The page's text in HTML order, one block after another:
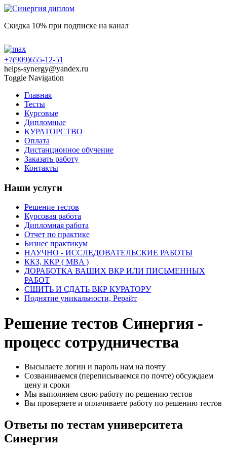
Скидка 10% при подписке на канал
+7(909)655-12-51
helps-synergy@yandex.ru
Toggle Navigation
Главная
Тесты
Курсовые
Дипломные
КУРАТОРСТВО
Оплата
Дистанционное обучение
Заказать работу
Контакты
Наши услуги
Решение тестов
Курсовая работа
Дипломная работа
Отчет по практике
Бизнес практикум
НАУЧНО - ИССЛЕДОВАТЕЛЬСКИЕ РАБОТЫ
ККЗ, ККР ( MBA )
ДОРАБОТКА ВАШИХ ВКР ИЛИ ПИСЬМЕННЫХ
РАБОТ
СШИТЬ И СДАТЬ ВКР КУРАТОРУ
Поднятие уникальности, Рерайт
Решение тестов Синергия -
процесс сотрудничества
Высылаете логин и пароль нам на почту
Созваниваемся (переписываемся по почте) обсуждаем
цену и сроки
Мы выполняем свою работу по решению тестов
Вы проверяете и оплачиваете работу по решению тестов
Ответы по тестам университета
Синергия